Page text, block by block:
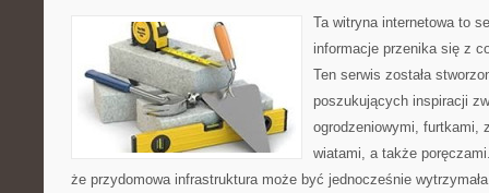
Ta witryna internetowa to
informacje przenika się z
Ten serwis została
poszukujących inspiracji
ogrodzeniowymi, furtkami,
wiatami, a także
że przydomowa infrastruktura może być jednocześnie